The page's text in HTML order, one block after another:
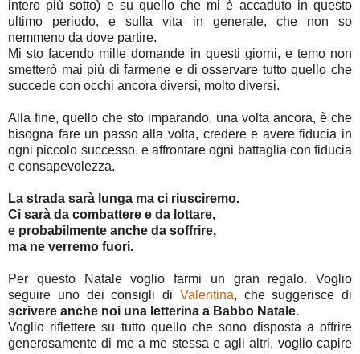
intero più sotto) e su quello che mi è accaduto in questo
ultimo periodo, e sulla vita in generale, che non so
nemmeno da dove partire.
Mi sto facendo mille domande in questi giorni, e temo non
smetterò mai più di farmene e di osservare tutto quello che
succede con occhi ancora diversi, molto diversi.
Alla fine, quello che sto imparando, una volta ancora, è che
bisogna fare un passo alla volta, credere e avere fiducia in
ogni piccolo successo, e affrontare ogni battaglia con fiducia
e consapevolezza.
La strada sarà lunga ma ci riusciremo.
Ci sarà da combattere e da lottare,
e probabilmente anche da soffrire,
ma ne verremo fuori.
Per questo Natalevoglio farmi un gran regalo. Voglio
seguire uno dei consigli di Valentina, che suggerisce di
scrivere anche noi una letterina a Babbo Natale.
Voglio riflettere su tutto quello che sono disposta a offrire
generosamente di me a me stessa e agli altri, voglio capire